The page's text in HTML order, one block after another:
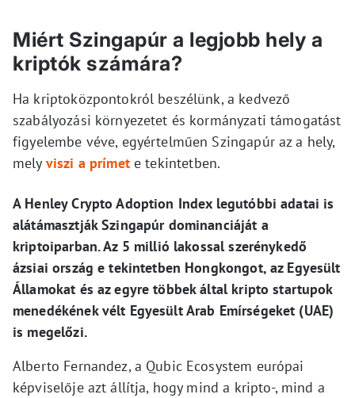
Miért Szingapúr a legjobb hely a
kriptók számára?
Ha kriptoközpontokról beszélünk, a kedvező
szabályozási környezetet és kormányzati támogatást
figyelembe véve, egyértelműen Szingapúr az a hely,
mely viszi a prímete tekintetben.
A Henley Crypto Adoption Index legutóbbi adatai is
alátámasztják Szingapúr dominanciáját a
kriptoiparban. Az 5 millió lakossal szerénykedő
ázsiai ország e tekintetben Hongkongot, az Egyesült
Államokat és az egyre többek által kripto startupok
menedékének vélt Egyesült Arab Emírségeket (UAE)
is megelőzi.
Alberto Fernandez, a Qubic Ecosystem európai
képviselője azt állítja, hogy mind a kripto-, mind a